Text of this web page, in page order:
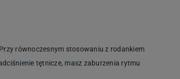
równoczesnym stosowaniu z rodankiem
tętnicze, masz zaburzenia rytmu